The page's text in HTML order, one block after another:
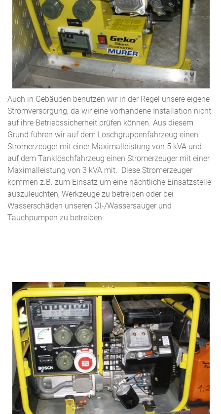
Auch in Gebäuden benutzen wir in der Regel unsere eigene
Stromversorgung, da wir eine vorhandene Installation nicht
auf ihre Betriebssicherheit prüfen können. Aus diesem
Grund führen wir auf dem Löschgruppenfahrzeug einen
Stromerzeuger mit einer Maximalleistung von 5 kVA und
auf dem Tanklöschfahrzeug einen Stromerzeuger mit einer
Maximalleistung von 3 kVA mit. Diese Stromerzeuger
kommen z.B. zum Einsatz um eine nächtliche Einsatzstelle
auszuleuchten, Werkzeuge zu betreiben oder bei
Wasserschäden unseren Öl-/Wassersauger und
Tauchpumpen zu betreiben.